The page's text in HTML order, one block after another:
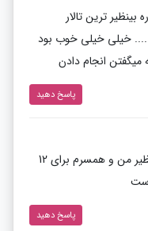
سیاره بینظیر ترین تالار
خیلی خیلی خوب بود
میگفتن انجام دادن
پاسخ دهید
تالارش خیلییییی عالیهههه و غذاش بی نظیر من و همسرم برای 12
پاسخ دهید